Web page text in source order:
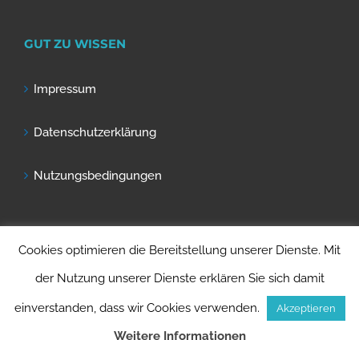
GUT ZU WISSEN
Impressum
Datenschutzerklärung
Nutzungsbedingungen
© Copyright Rohrmed Rohrreinigung -
2026 | Ihr Fachbetrieb aus Berlin.
Für Berlin.
Cookies optimieren die Bereitstellung unserer Dienste. Mit
der Nutzung unserer Dienste erklären Sie sich damit
einverstanden, dass wir Cookies verwenden. Akzeptieren
Weitere Informationen